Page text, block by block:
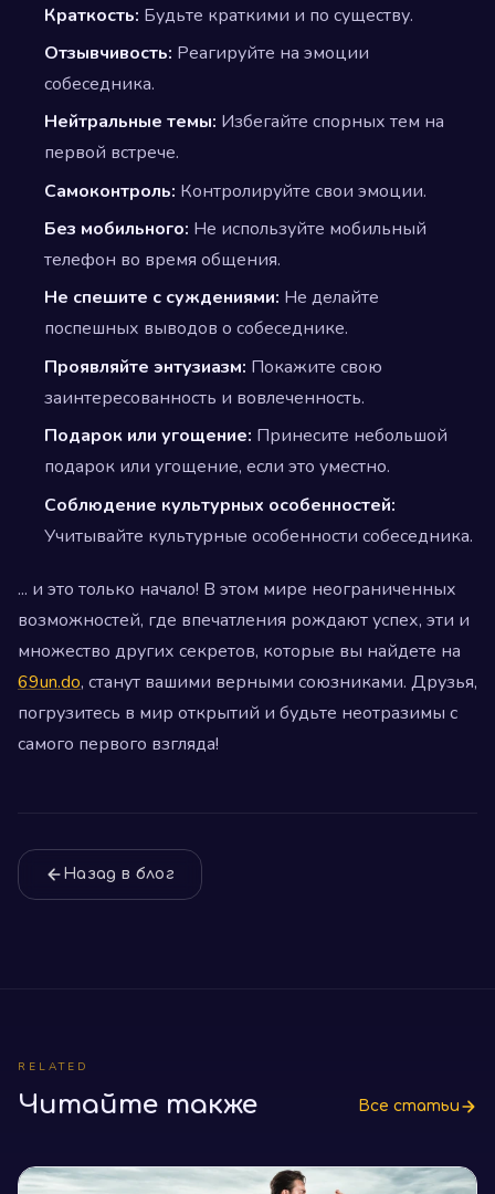
Краткость: Будьте краткими и по существу.
Отзывчивость: Реагируйте на эмоции
собеседника.
Нейтральные темы: Избегайте спорных тем на
первой встрече.
Самоконтроль: Контролируйте свои эмоции.
Без мобильного: Не используйте мобильный
телефон во время общения.
Не спешите с суждениями: Не делайте
поспешных выводов о собеседнике.
Проявляйте энтузиазм: Покажите свою
заинтересованность и вовлеченность.
Подарок или угощение: Принесите небольшой
подарок или угощение, если это уместно.
Соблюдение культурных особенностей:
Учитывайте культурные особенности собеседника.
... и это только начало! В этом мире неограниченных
возможностей, где впечатления рождают успех, эти и
множество других секретов, которые вы найдете на
69un.do, станут вашими верными союзниками. Друзья,
погрузитесь в мир открытий и будьте неотразимы с
самого первого взгляда!
Назад в блог
RELATED
Читайте также Все статьи